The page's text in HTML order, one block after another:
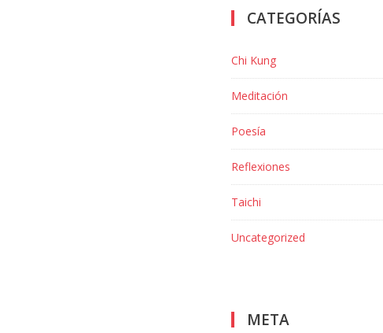
CATEGORÍAS
Chi Kung
Meditación
Poesía
Reflexiones
Taichi
Uncategorized
META